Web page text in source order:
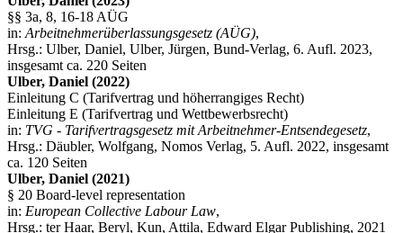
§§ 3a, 8, 16-18 AÜG
in: Arbeitnehmerüberlassungsgesetz (AÜG),
Hrsg.: Ulber, Daniel, Ulber, Jürgen, Bund-Verlag, 6. Aufl. 2023,
insgesamt ca. 220 Seiten
Ulber, Daniel (2022)
Einleitung C (Tarifvertrag und höherrangiges Recht)
Einleitung E (Tarifvertrag und Wettbewerbsrecht)
in: TVG - Tarifvertragsgesetz mit Arbeitnehmer-Entsendegesetz,
Hrsg.: Däubler, Wolfgang, Nomos Verlag, 5. Aufl. 2022, insgesamt
ca. 120 Seiten
Ulber, Daniel (2021)
§ 20 Board-level representation
in: European Collective Labour Law,
Hrsg.: ter Haar, Beryl, Kun, Attila, Edward Elgar Publishing, 2021